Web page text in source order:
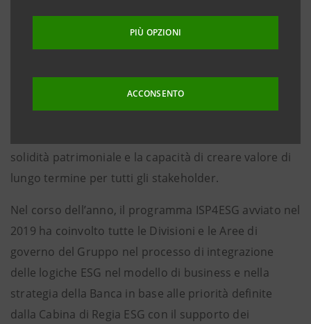
PIÙ OPZIONI
ACCONSENTO
nel 2021 il Gruppo ha portato a termine con successo
il Piano d’Impresa 2018-2021 conseguendo anche in
ambito ESG risultati in linea se non superiori agli
obiettivi dichiarati, attraverso una strategia fondata
su sostenibilità sociale, culturale e ambientale e
solidità patrimoniale e la capacità di creare valore di
lungo termine per tutti gli stakeholder.
Nel corso dell’anno, il programma ISP4ESG avviato nel
2019 ha coinvolto tutte le Divisioni e le Aree di
governo del Gruppo nel processo di integrazione
delle logiche ESG nel modello di business e nella
strategia della Banca in base alle priorità definite
dalla Cabina di Regia ESG con il supporto dei